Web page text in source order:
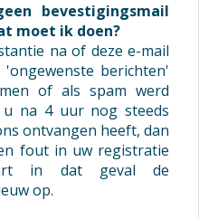
bevestigingsmail
moet ik doen?
na of deze e-mail
berichten'
of als spam werd
u na 4 uur nog steeds
ontvangen heeft, dan
fout in uw registratie
in dat geval de
op.